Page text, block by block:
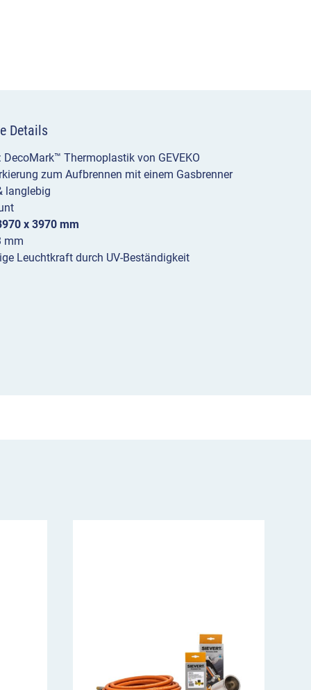
Details
DecoMark™ Thermoplastik von GEVEKO
zum Aufbrennen mit einem Gasbrenner
langlebig
x 3970 mm
mm
Leuchtkraft durch UV-Beständigkeit